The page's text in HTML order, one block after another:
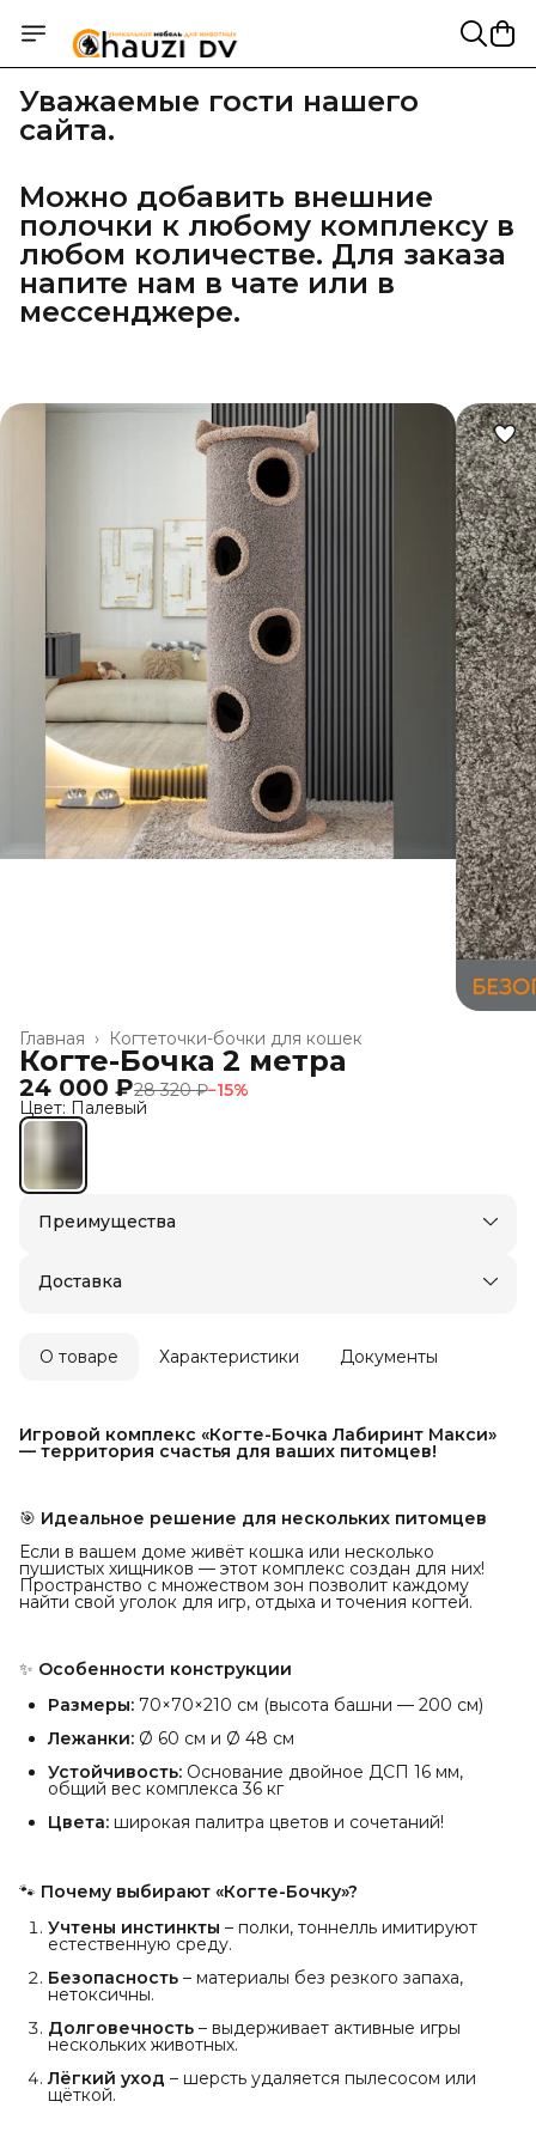
Уважаемые гости нашего
сайта.
Можно добавить внешние
полочки к любому комплексу в
любом количестве. Для заказа
напите нам в чате или в
мессенджере.
Когтеточки-бочки для кошек
Главная ›
Когте-Бочка 2 метра
24 000 ₽28 320 ₽−15%
Цвет: Палевый
Преимущества
Доставка в пункты выдачи или до двери
Доставка
О товаре Характеристики Документы
Игровой комплекс «Когте-Бочка Лабиринт Макси»
— территория счастья для ваших питомцев!
🎯 Идеальное решение для нескольких питомцев
Если в вашем доме живёт кошка или несколько
пушистых хищников — этот комплекс создан для них!
Пространство с множеством зон позволит каждому
найти свой уголок для игр, отдыха и точения когтей.
✨ Особенности конструкции
Размеры: 70×70×210 см (высота башни — 200 см)
Лежанки: Ø 60 см и Ø 48 см
Устойчивость: Основание двойное ДСП 16 мм,
общий вес комплекса 36 кг
Цвета: широкая палитра цветов и сочетаний!
🐾 Почему выбирают «Когте-Бочку»?
Учтены инстинкты – полки, тоннелль имитируют
естественную среду.
Безопасность – материалы без резкого запаха,
нетоксичны.
Долговечность – выдерживает активные игры
нескольких животных.
Лёгкий уход – шерсть удаляется пылесосом или
щёткой.